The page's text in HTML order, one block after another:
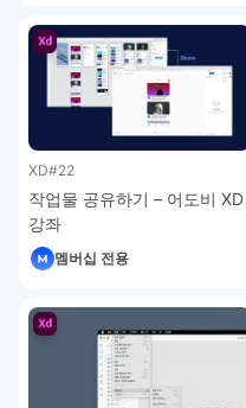
XD#22
작업물 공유하기 – 어도비 XD
강좌
멤버십 전용